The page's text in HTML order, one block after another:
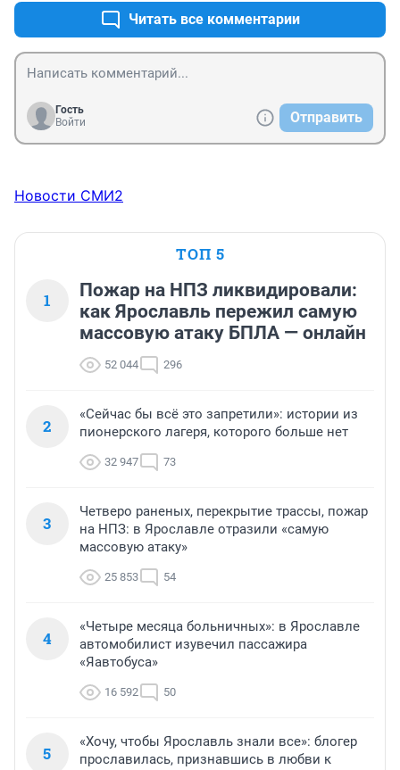
Читать все комментарии
Гость
Войти
Отправить
Новости СМИ2
ТОП 5
1
Пожар на НПЗ ликвидировали:
как Ярославль пережил самую
массовую атаку БПЛА — онлайн
52 044 296
2
«Сейчас бы всё это запретили»: истории из
пионерского лагеря, которого больше нет
32 947 73
3
Четверо раненых, перекрытие трассы, пожар
на НПЗ: в Ярославле отразили «самую
массовую атаку»
25 853 54
4
«Четыре месяца больничных»: в Ярославле
автомобилист изувечил пассажира
«Яавтобуса»
16 592 50
5
«Хочу, чтобы Ярославль знали все»: блогер
прославилась, признавшись в любви к